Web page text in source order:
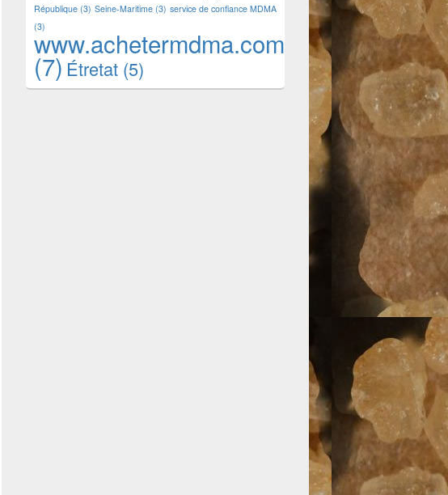
République (3) Seine-Maritime (3) service de confiance MDMA
(3)
www.achetermdma.com
(7)Étretat (5)